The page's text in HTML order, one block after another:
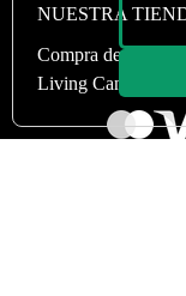
NUESTRA
Compra de manera
Living Cantabria.